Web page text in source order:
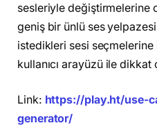
sesleriyle değiştirmelerine
geniş bir ünlü ses yelpazesi
istedikleri sesi
kullanıcı arayüzü ile dikkat
Link: https://play.ht/use-
generator/